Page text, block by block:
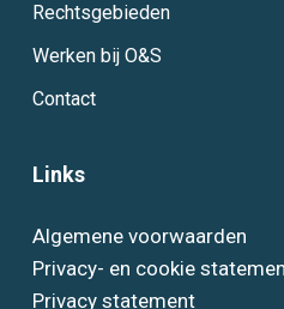
Rechtsgebieden
Werken bij O&S
Contact
Links
Algemene voorwaarden
Privacy- en cookie
Privacy statement